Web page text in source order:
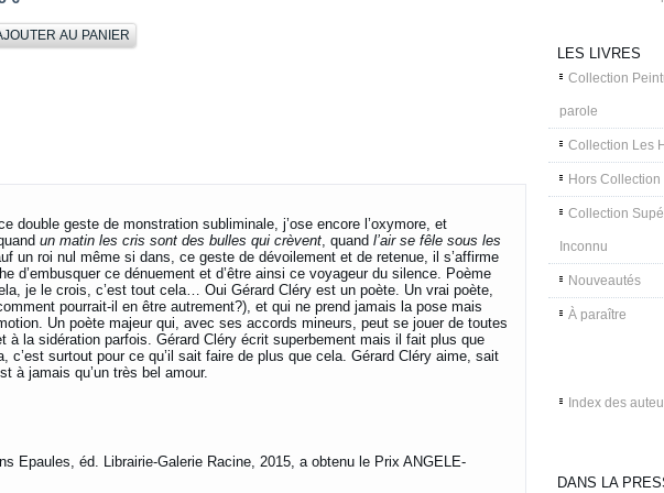
double geste de monstration subliminale, j’ose encore l’oxymore, et
un matin les cris sont des bulles qui crèvent, quand l’air se fêle sous les
un roi nul même si dans, ce geste de dévoilement et de retenue, il s’affirme
d’embusquer ce dénuement et d’être ainsi ce voyageur du silence. Poème
je le crois, c’est tout cela… Oui Gérard Cléry est un poète. Un vrai poète,
pourrait-il en être autrement?), et qui ne prend jamais la pose mais
Un poète majeur qui, avec ses accords mineurs, peut se jouer de toutes
à la sidération parfois. Gérard Cléry écrit superbement mais il fait plus que
c’est surtout pour ce qu’il sait faire de plus que cela. Gérard Cléry aime, sait
à jamais qu’un très bel amour.
Epaules, éd. Librairie-Galerie Racine, 2015, a obtenu le Prix ANGELE-
LES LIVRES
Collection
parole
Collection Les
Hors Collection
Collection
Inconnu
Nouveautés
À paraître
Index des
DANS LA